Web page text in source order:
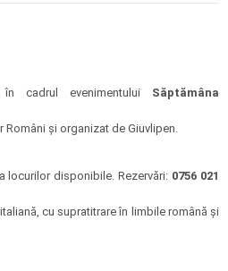
cadrul evenimentului Săptămâna
și organizat de Giuvlipen.
locurilor disponibile. Rezervări: 0756 021
cu supratitrare în limbile română și